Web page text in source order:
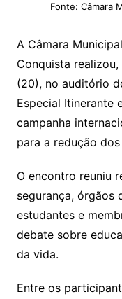
Fonte: Câmara
A Câmara
Conquista
(20), no auditório
Especial Itinerante
campanha
para a redução
O encontro reuniu
segurança, órgãos
estudantes e
debate sobre
da vida.
Entre os